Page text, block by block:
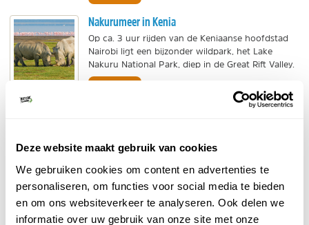
Deze website maakt gebruik van cookies
We gebruiken cookies om content en advertenties te
personaliseren, om functies voor social media te bieden
en om ons websiteverkeer te analyseren. Ook delen we
informatie over uw gebruik van onze site met onze
Nakurumeer in Kenia
Op ca. 3 uur rijden van de Keniaanse hoofdstad
Nairobi ligt een bijzonder wildpark, het Lake
Nakuru National Park, diep in de Great Rift Valley.
Mombasa. Bij de samenvloeiing van vier rivieren
zoals...
BEKIJK